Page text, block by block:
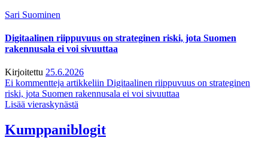
Sari Suominen
Digitaalinen riippuvuus on strateginen riski, jota Suomen
rakennusala ei voi sivuuttaa
Kirjoitettu 25.6.2026
Ei kommentteja artikkeliin Digitaalinen riippuvuus on strateginen
riski, jota Suomen rakennusala ei voi sivuuttaa
Lisää vieraskynästä
Kumppaniblogit